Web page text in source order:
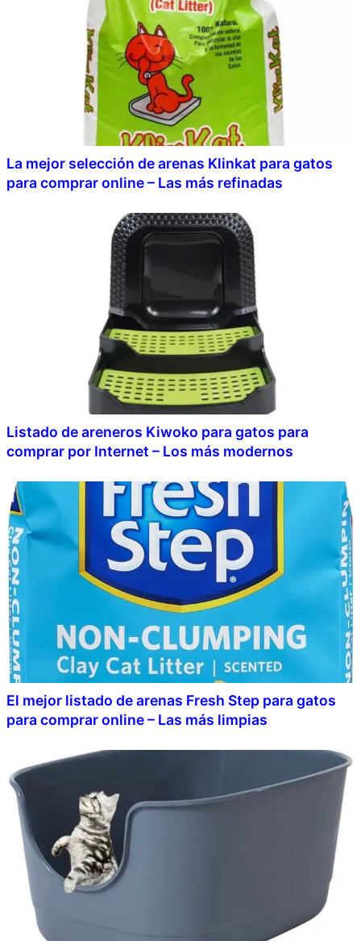
La mejor selección de arenas Klinkat para gatos
para comprar online – Las más refinadas
Listado de areneros Kiwoko para gatos para
comprar por Internet – Los más modernos
El mejor listado de arenas Fresh Step para gatos
para comprar online – Las más limpias